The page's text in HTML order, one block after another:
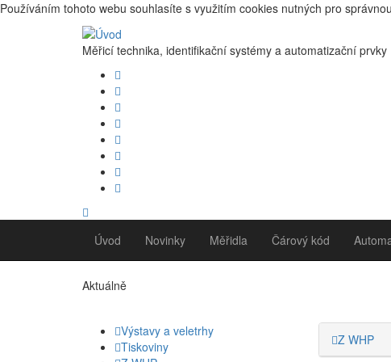
Používáním tohoto webu souhlasíte s využitím cookies nutných pro
Měřicí technika, identifikační systémy a automatizační prvky
Úvod Novinky Měřidla Čárový kód
Aktuálně
Výstavy a veletrhy
Tiskoviny
Z WHP